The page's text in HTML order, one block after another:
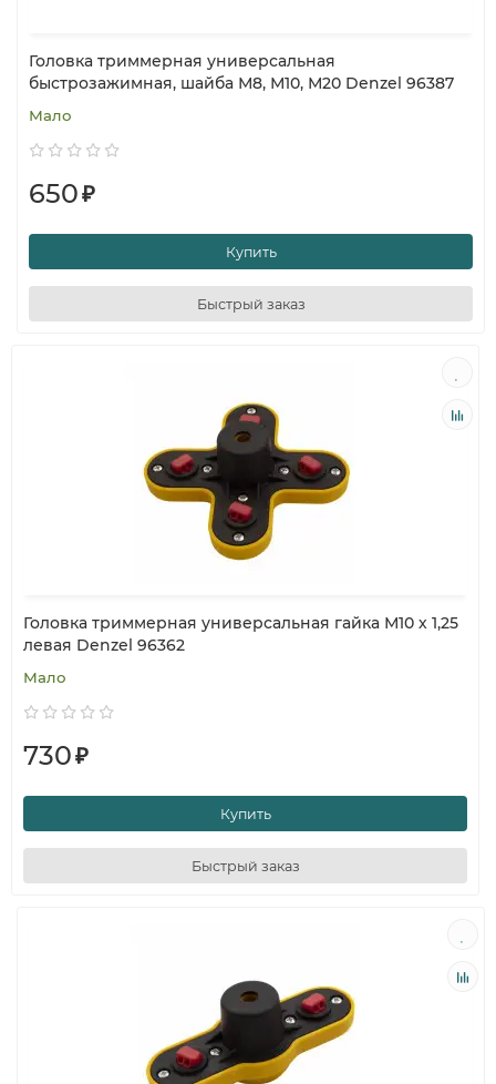
Головка триммерная универсальная
быстрозажимная, шайба М8, М10, М20 Denzel 96387
Мало
650₽
Купить
Быстрый заказ
Головка триммерная универсальная гайка М10 х 1,25
левая Denzel 96362
Мало
730₽
Купить
Быстрый заказ